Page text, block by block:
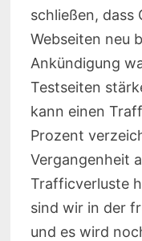
schließen, dass
Webseiten neu
Ankündigung
Testseiten
kann einen
Prozent
Vergangenheit
Trafficverluste
sind wir in der
und es wird